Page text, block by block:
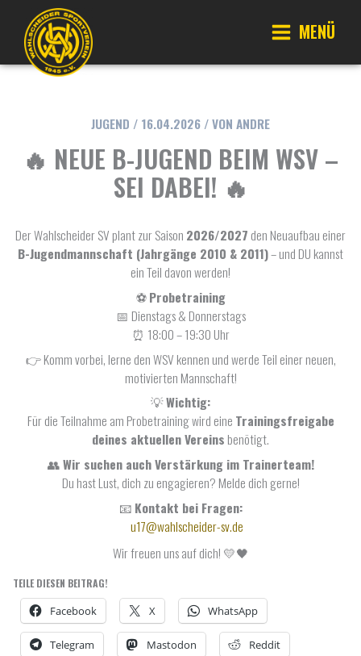
springen
Main
MENÜ
JUGEND / 16.04.2026 / VON ANDRE
🔥 NEUE B-JUGEND BEIM WSV –
SEI DABEI! 🔥
Der Wahlscheider SV plant zur Saison 2026/2027 den Neuaufbau einer
B-Jugendmannschaft (Jahrgänge 2010 & 2011)– und DU kannst
ein Teil davon werden!
⚽Probetraining
📅 Dienstags & Donnerstags
⏰ 18:00 – 19:30 Uhr
👉 Komm vorbei, lerne den WSV kennen und werde Teil einer neuen,
motivierten Mannschaft!
💡Wichtig:
Für die Teilnahme am Probetraining wird eine Trainingsfreigabe
deines aktuellen Vereins benötigt.
👥Wir suchen auch Verstärkung im Trainerteam!
Du hast Lust, dich zu engagieren? Melde dich gerne!
📧 Kontakt bei Fragen:
u17@wahlscheider-sv.de
Wir freuen uns auf dich! 💛🖤
TEILE DIESEN BEITRAG!
Facebook X WhatsApp
Telegram Mastodon Reddit